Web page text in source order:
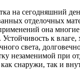
на сегодняшний
отделочных
она
к влаге,
света,
незаменимой при
снаружи, так и